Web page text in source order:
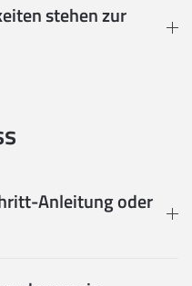
stehen zur
Anleitung oder